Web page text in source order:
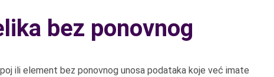
bez ponovnog
ili element bez ponovnog unosa podataka koje već imate